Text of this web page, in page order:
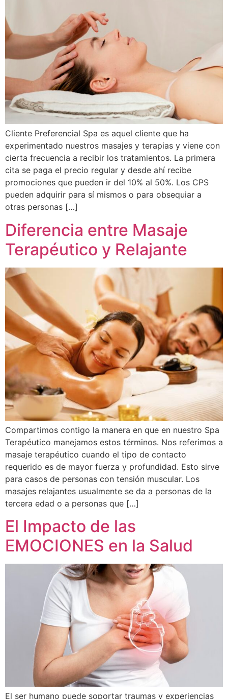
Cliente Preferencial Spa es aquel cliente que ha
experimentado nuestros masajes y terapias y viene con
cierta frecuencia a recibir los tratamientos. La primera
cita se paga el precio regular y desde ahí recibe
promociones que pueden ir del 10% al 50%. Los CPS
pueden adquirir para sí mismos o para obsequiar a
otras personas […]
Diferencia entre Masaje
Terapéutico y Relajante
Compartimos contigo la manera en que en nuestro Spa
Terapéutico manejamos estos términos. Nos referimos a
masaje terapéutico cuando el tipo de contacto
requerido es de mayor fuerza y profundidad. Esto sirve
para casos de personas con tensión muscular. Los
masajes relajantes usualmente se da a personas de la
tercera edad o a personas que […]
El Impacto de las
EMOCIONES en la Salud
El ser humano puede soportar traumas y experiencias